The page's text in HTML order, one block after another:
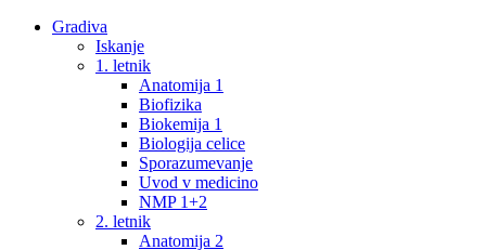
Gradiva
Iskanje
1. letnik
Anatomija 1
Biofizika
Biokemija 1
Biologija celice
Sporazumevanje
Uvod v medicino
NMP 1+2
2. letnik
Anatomija 2